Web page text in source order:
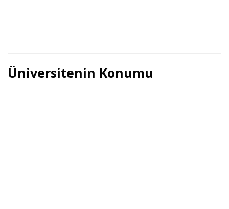
Üniversitenin Konumu